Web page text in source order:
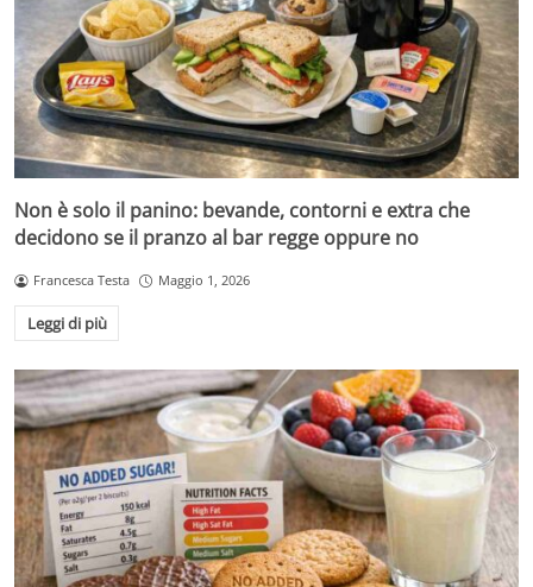
Non è solo il panino: bevande, contorni e extra che
decidono se il pranzo al bar regge oppure no
Francesca Testa Maggio 1, 2026
Leggi di più